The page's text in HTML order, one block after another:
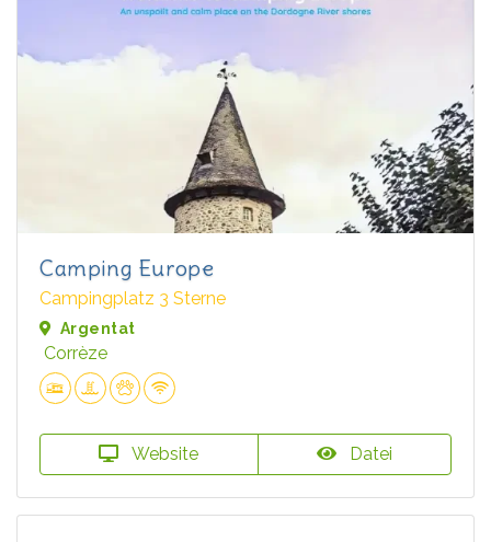
Camping Europe
Campingplatz 3 Sterne
Argentat
Corrèze
Website Datei